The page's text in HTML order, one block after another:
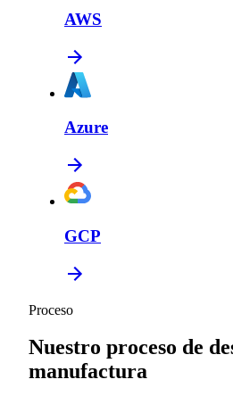
AWS
Azure
GCP
Proceso
Nuestro proceso de
manufactura